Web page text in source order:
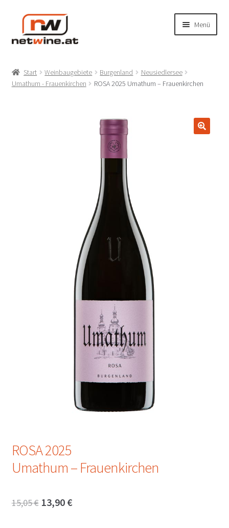
Zur
Navigation
springen
Zum
Inhalt
springen
Menü
Produzenten
öffnen
Start Weinbaugebiete Burgenland
Neusiedlersee
Umathum - Frauenkirchen
ROSA 2025 Umathum – Frauenkirchen
ROSA 2025
Umathum – Frauenkirchen
15,05€ Ursprünglicher
13,90 €Aktueller